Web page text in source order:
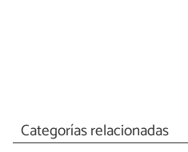
Categorías relacionadas